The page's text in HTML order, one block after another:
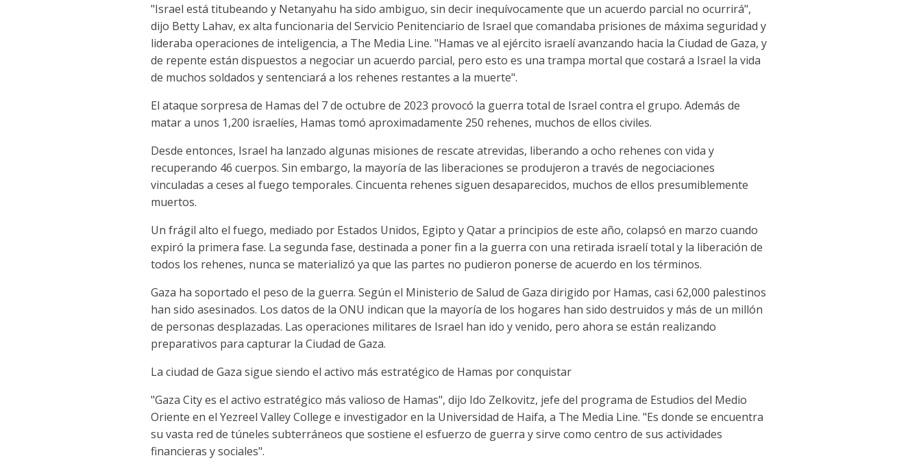
"Israel está titubeando y Netanyahu ha sido ambiguo, sin decir inequívocamente que un acuerdo parcial no ocurrirá",
dijo Betty Lahav, ex alta funcionaria del Servicio Penitenciario de Israel que comandaba prisiones de máxima seguridad y
lideraba operaciones de inteligencia, a The Media Line. "Hamas ve al ejército israelí avanzando hacia la Ciudad de Gaza, y
de repente están dispuestos a negociar un acuerdo parcial, pero esto es una trampa mortal que costará a Israel la vida
de muchos soldados y sentenciará a los rehenes restantes a la muerte".
El ataque sorpresa de Hamas del 7 de octubre de 2023 provocó la guerra total de Israel contra el grupo. Además de
matar a unos 1,200 israelíes, Hamas tomó aproximadamente 250 rehenes, muchos de ellos civiles.
Desde entonces, Israel ha lanzado algunas misiones de rescate atrevidas, liberando a ocho rehenes con vida y
recuperando 46 cuerpos. Sin embargo, la mayoría de las liberaciones se produjeron a través de negociaciones
vinculadas a ceses al fuego temporales. Cincuenta rehenes siguen desaparecidos, muchos de ellos presumiblemente
muertos.
Un frágil alto el fuego, mediado por Estados Unidos, Egipto y Qatar a principios de este año, colapsó en marzo cuando
expiró la primera fase. La segunda fase, destinada a poner fin a la guerra con una retirada israelí total y la liberación de
todos los rehenes, nunca se materializó ya que las partes no pudieron ponerse de acuerdo en los términos.
Gaza ha soportado el peso de la guerra. Según el Ministerio de Salud de Gaza dirigido por Hamas, casi 62,000 palestinos
han sido asesinados. Los datos de la ONU indican que la mayoría de los hogares han sido destruidos y más de un millón
de personas desplazadas. Las operaciones militares de Israel han ido y venido, pero ahora se están realizando
preparativos para capturar la Ciudad de Gaza.
La ciudad de Gaza sigue siendo el activo más estratégico de Hamas por conquistar
"Gaza City es el activo estratégico más valioso de Hamas", dijo Ido Zelkovitz, jefe del programa de Estudios del Medio
Oriente en el Yezreel Valley College e investigador en la Universidad de Haifa, a The Media Line. "Es donde se encuentra
su vasta red de túneles subterráneos que sostiene el esfuerzo de guerra y sirve como centro de sus actividades
financieras y sociales".